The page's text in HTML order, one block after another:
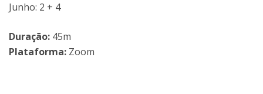
Junho: 2 + 4
Duração: 45m
Plataforma: Zoom